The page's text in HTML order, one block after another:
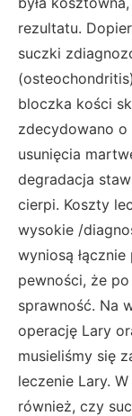
rezultatu.
suczki
bloczka kości
zdecydowano
usunięcia
degradacja
cierpi. Koszty
wysokie /
wyniosą
pewności, że
sprawność. Na
operację Lary
musieliśmy się
leczenie Lary.
również, czy